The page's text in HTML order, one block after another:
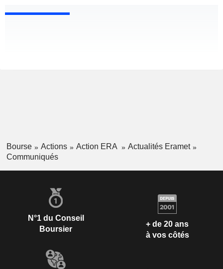
Bourse Actions Action ERA
Actualités Eramet
Communiqués
N°1 du Conseil
Boursier
+ de 20 ans
à vos côtés